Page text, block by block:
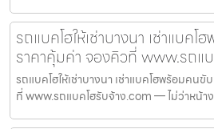
รถแบคโฮให้เช่าบางนา เช่าแบค
ราคาคุ้มค่า จองคิวที่ www.รถแ
รถแบคโฮให้เช่าบางนา เช่าแบคโฮพร้อมคน
ที่ www.รถแบคโฮรับจ้าง.com — ไม่ว่าหน้า